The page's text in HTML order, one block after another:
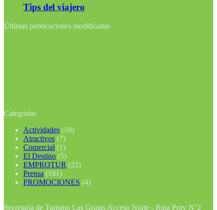
Tips del viajero
Últimas publicaciones modificadas
Categorías
Actividades (10)
Atractivos (7)
Comercial (1)
El Destino (5)
EMPROTUR (22)
Prensa (181)
PROMOCIONES (4)
Secretaría de Turismo Las Grutas Acceso Norte - Ruta Prov N°2